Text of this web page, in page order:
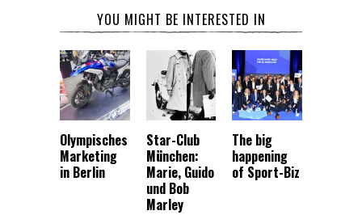
YOU MIGHT BE INTERESTED IN
Olympisches
Marketing
in Berlin
Star-Club
München:
Marie, Guido
und Bob
Marley
The big
happening
of Sport-Biz